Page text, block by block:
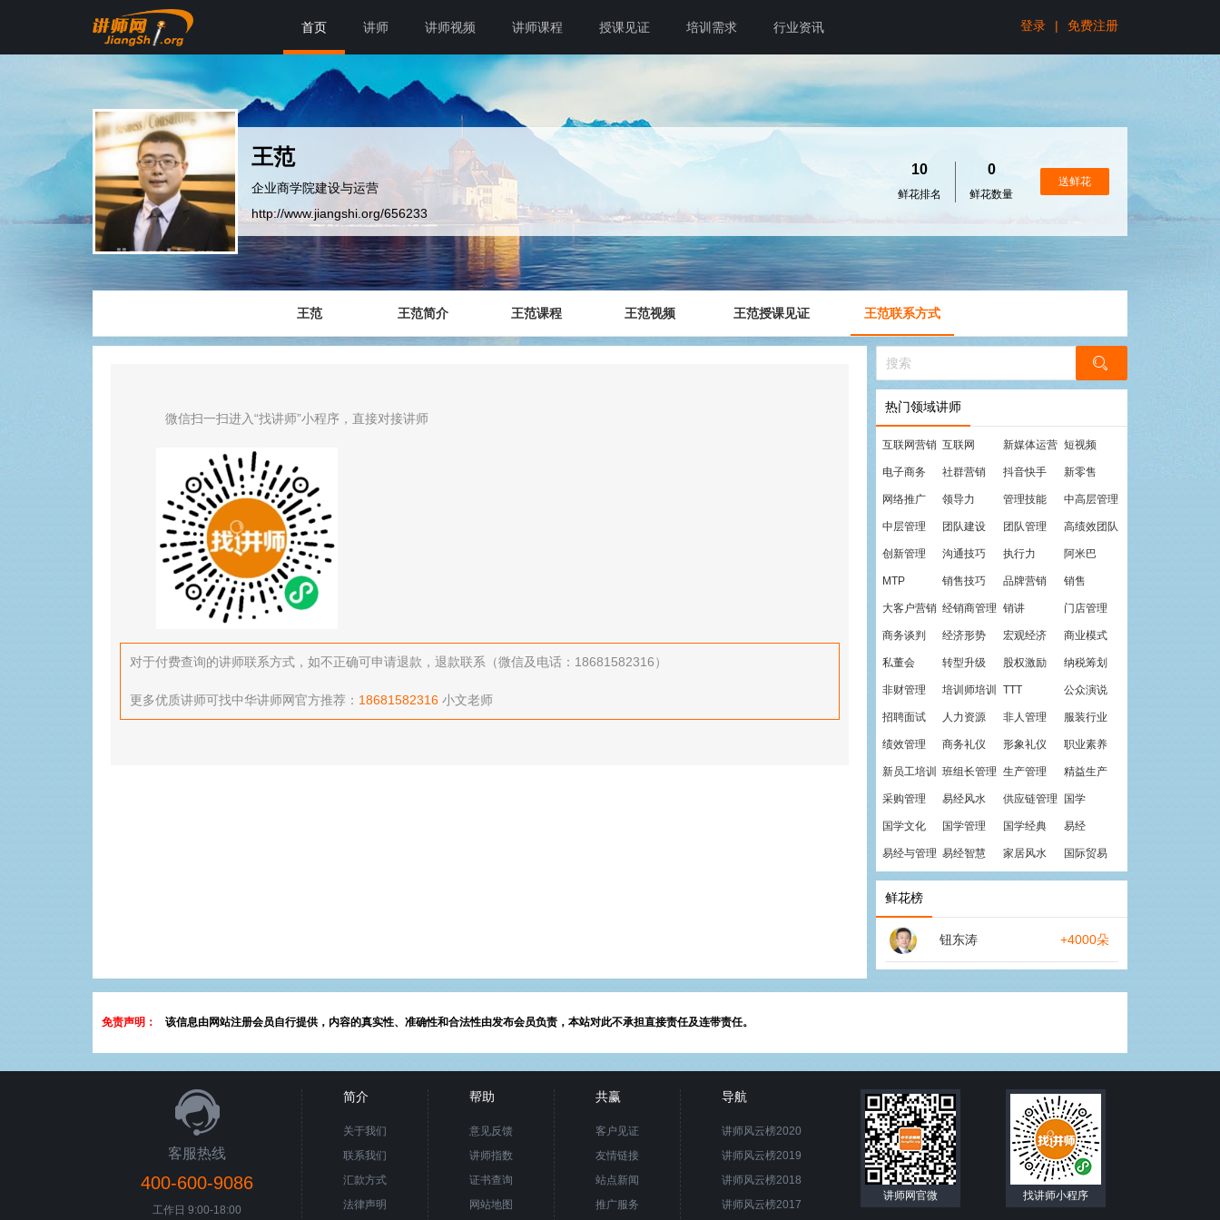
首页 讲师 讲师视频 讲师课程 授课见证 培训需求 行业资讯 登录 | 免费注册
王范
企业商学院建设与运营
http://www.jiangshi.org/656233
10
鲜花排名
0
鲜花数量
送鲜花
王范 王范简介 王范课程 王范视频 王范授课见证 王范联系方式
微信扫一扫进入“找讲师”小程序，直接对接讲师
对于付费查询的讲师联系方式，如不正确可申请退款，退款联系（微信及电话：18681582316）
更多优质讲师可找中华讲师网官方推荐： 18681582316 小文老师
热门领域讲师
互联网营销 互联网 新媒体运营 短视频
电子商务 社群营销 抖音快手 新零售
网络推广 领导力 管理技能 中高层管理
中层管理 团队建设 团队管理 高绩效团队
创新管理 沟通技巧 执行力 阿米巴
MTP 销售技巧 品牌营销 销售
大客户营销 经销商管理 销讲 门店管理
商务谈判 经济形势 宏观经济 商业模式
私董会 转型升级 股权激励 纳税筹划
非财管理 培训师培训 TTT 公众演说
招聘面试 人力资源 非人管理 服装行业
绩效管理 商务礼仪 形象礼仪 职业素养
新员工培训 班组长管理 生产管理 精益生产
采购管理 易经风水 供应链管理 国学
国学文化 国学管理 国学经典 易经
易经与管理 易经智慧 家居风水 国际贸易
鲜花榜
钮东涛 +4000朵
免责声明： 该信息由网站注册会员自行提供，内容的真实性、准确性和合法性由发布会员负责，本站对此不承担直接责任及连带责任。
客服热线
400-600-9086
工作日 9:00-18:00
简介
关于我们
联系我们
汇款方式
法律声明
帮助
意见反馈
讲师指数
证书查询
网站地图
共赢
客户见证
友情链接
站点新闻
推广服务
导航
讲师风云榜2020
讲师风云榜2019
讲师风云榜2018
讲师风云榜2017
讲师网官微 找讲师小程序